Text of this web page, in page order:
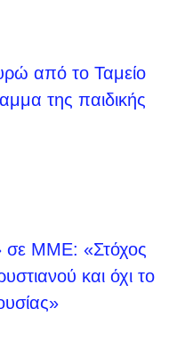
από το Ταμείο
της παιδικής
σε ΜΜΕ: «Στόχος
και όχι το